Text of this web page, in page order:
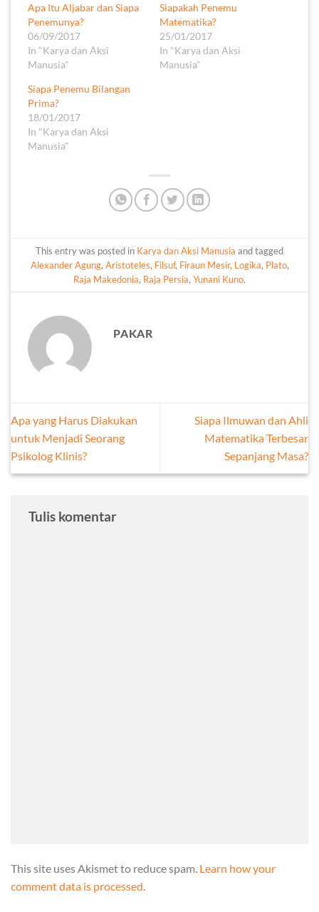
Apa Itu Aljabar dan Siapa
Penemunya?
06/09/2017
In "Karya dan Aksi
Manusia"
Siapakah Penemu
Matematika?
25/01/2017
In "Karya dan Aksi
Manusia"
Siapa Penemu Bilangan
Prima?
18/01/2017
In "Karya dan Aksi
Manusia"
This entry was posted in Karya dan Aksi Manusia and tagged
Alexander Agung, Aristoteles, Filsuf, Firaun Mesir, Logika, Plato,
Raja Makedonia, Raja Persia, Yunani Kuno.
PAKAR
Apa yang Harus Diakukan
untuk Menjadi Seorang
Psikolog Klinis?
Siapa Ilmuwan dan Ahli
Matematika Terbesar
Sepanjang Masa?
Tulis komentar
This site uses Akismet to reduce spam. Learn how your
comment data is processed.